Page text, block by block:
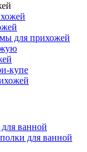
для прихожей
купе
ванной
для ванной